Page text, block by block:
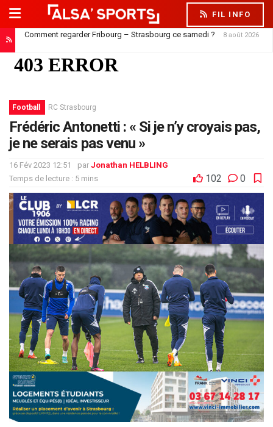
FIL INFO
Comment regarder Fribourg – Strasbourg ce samedi ? 8 août 2026
Football RC Strasbourg
Frédéric Antonetti : « Si je n’y croyais pas,
je ne serais pas venu »
16 Fév 2023 12:51 par Jonathan HELBLING
Temps de lecture : 5 mins
102 0